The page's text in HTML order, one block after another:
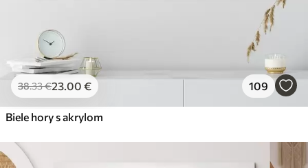
38.33€23.00 € 109
Biele hory s akrylom